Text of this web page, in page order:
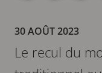
30 AOÛT 2023
Le recul du